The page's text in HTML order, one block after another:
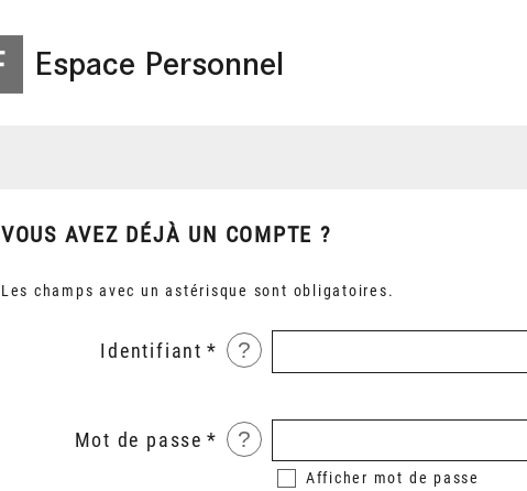
Espace Personnel
VOUS AVEZ DÉJÀ UN COMPTE ?
Les champs avec un astérisque sont obligatoires.
Identifiant ?
Mot de passe ?
Afficher mot de passe